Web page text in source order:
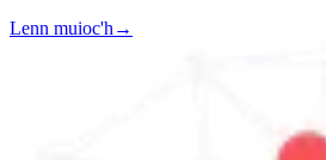
Lenn muioc'h →